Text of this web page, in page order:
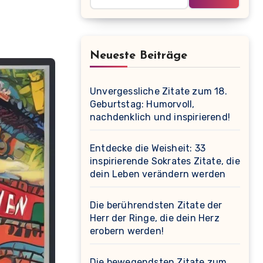
Neueste Beiträge
Unvergessliche Zitate zum 18.
Geburtstag: Humorvoll,
nachdenklich und inspirierend!
Entdecke die Weisheit: 33
inspirierende Sokrates Zitate, die
dein Leben verändern werden
Die berührendsten Zitate der
Herr der Ringe, die dein Herz
erobern werden!